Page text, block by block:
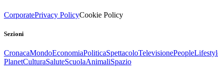
CorporatePrivacy PolicyCookie Policy
Sezioni
CronacaMondoEconomiaPoliticaSpettacoloTelevisionePeople
PlanetCulturaSaluteScuolaAnimaliSpazio